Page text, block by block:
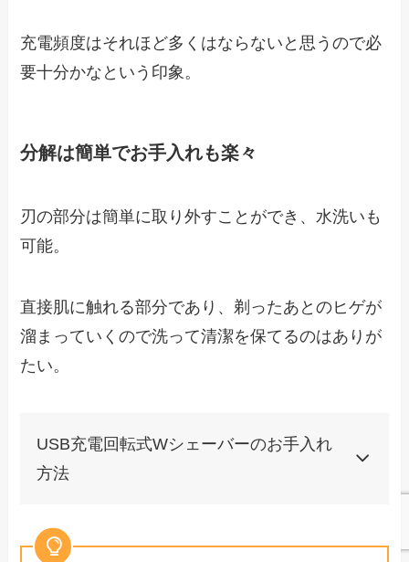
充電頻度はそれほど多くはならないと思うので必
要十分かなという印象。
分解は簡単でお手入れも楽々
刃の部分は簡単に取り外すことができ、水洗いも
可能。
直接肌に触れる部分であり、剃ったあとのヒゲが
溜まっていくので洗って清潔を保てるのはありが
たい。
USB充電回転式Wシェーバーのお手入れ
方法